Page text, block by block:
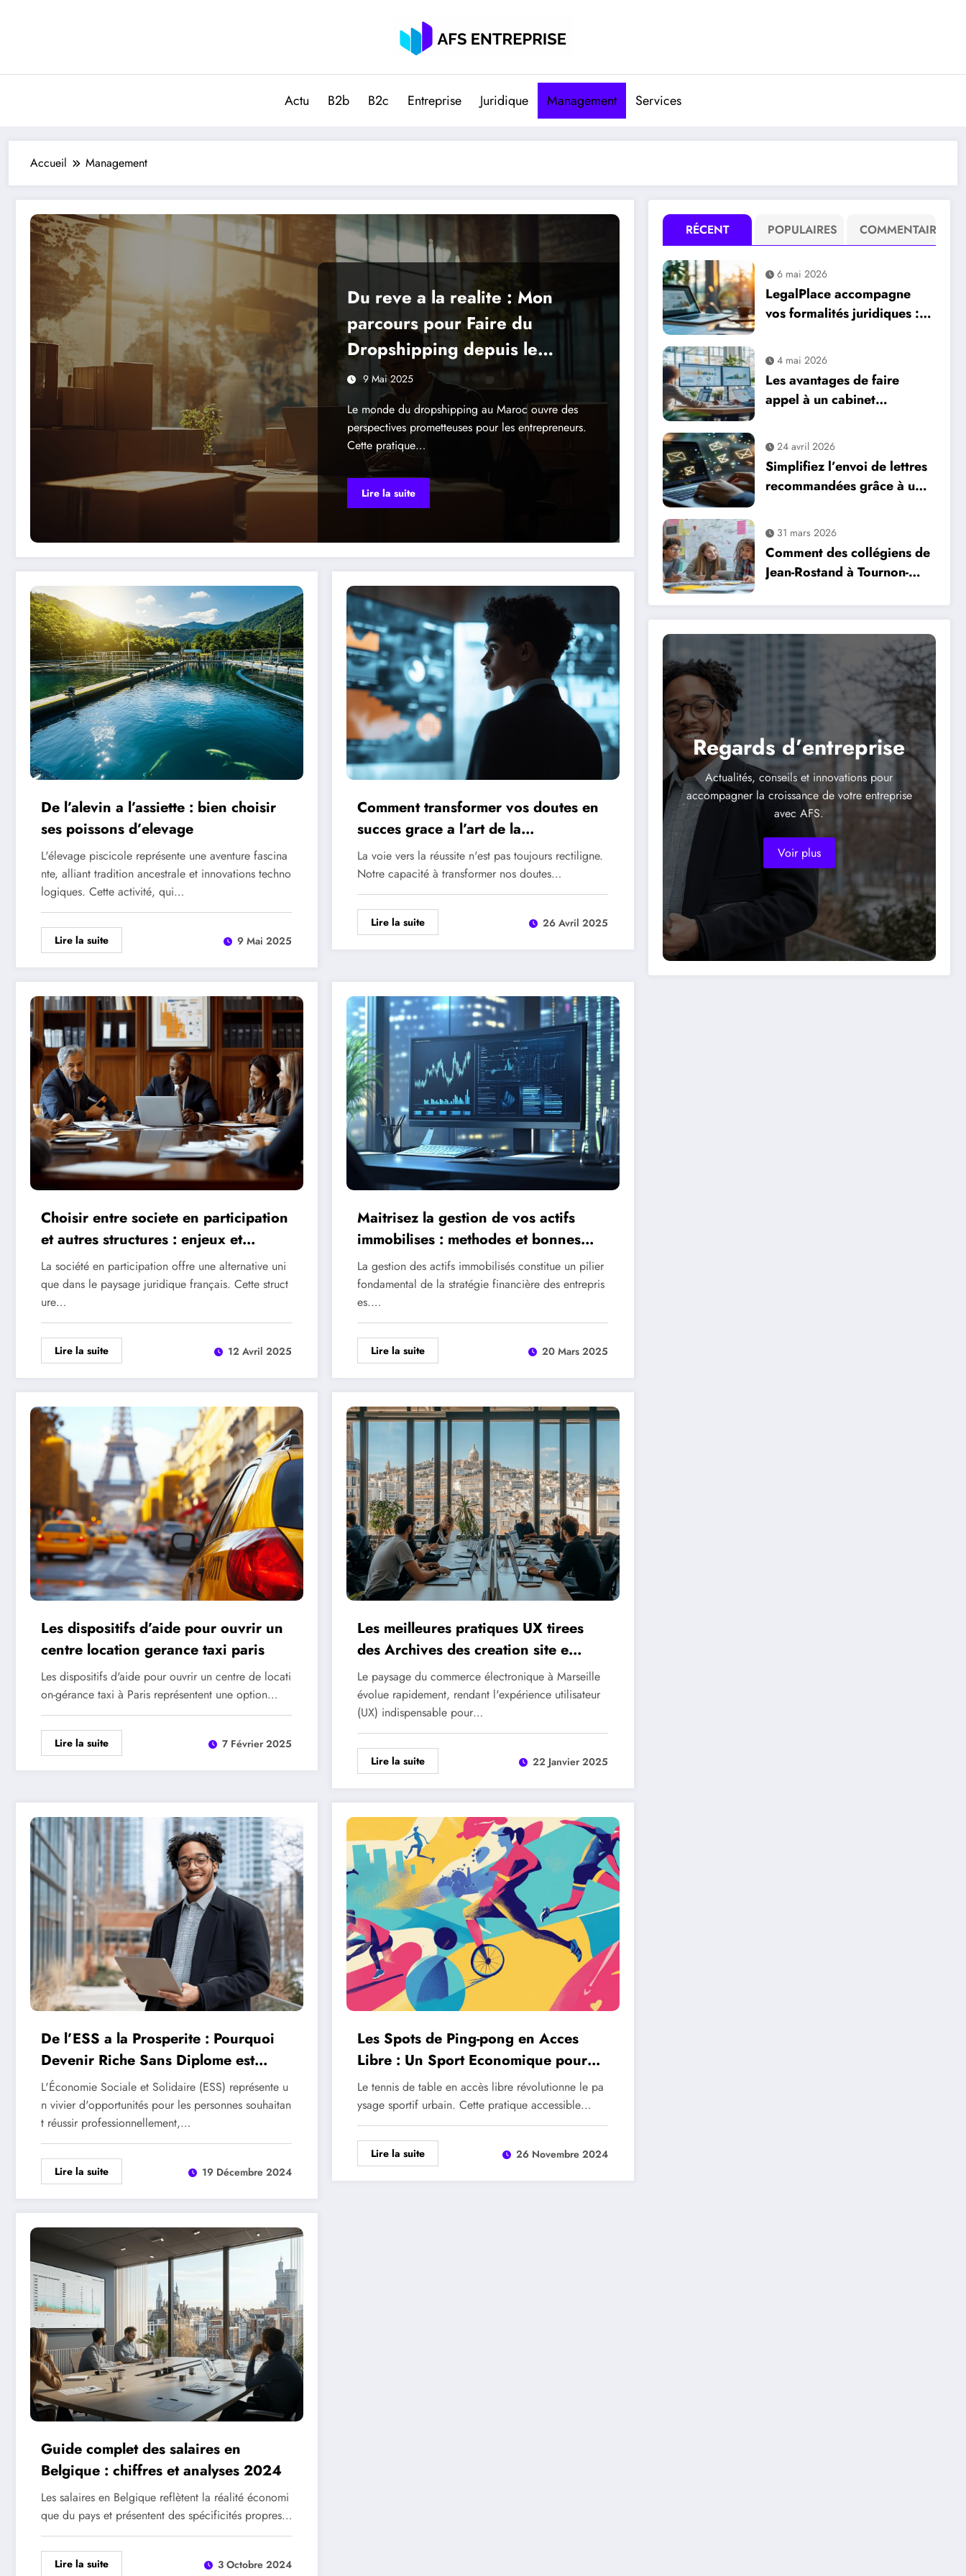
Actu B2b B2c Entreprise Juridique Management Services
Accueil Management
Du reve a la realite : Mon
parcours pour Faire du
Dropshipping depuis le
Maroc avec succes
9 Mai 2025
Le monde du dropshipping au Maroc ouvre des
perspectives prometteuses pour les entrepreneurs.
Cette pratique…
Lire la suite
De l’alevin a l’assiette : bien choisir
ses poissons d’elevage
L'élevage piscicole représente une aventure fascina
nte, alliant tradition ancestrale et innovations techno
logiques. Cette activité, qui…
Lire la suite 9 Mai 2025
Comment transformer vos doutes en
succes grace a l’art de la
perseverance
La voie vers la réussite n'est pas toujours rectiligne.
Notre capacité à transformer nos doutes…
Lire la suite 26 Avril 2025
Choisir entre societe en participation
et autres structures : enjeux et
implications
La société en participation offre une alternative uni
que dans le paysage juridique français. Cette struct
ure…
Lire la suite 12 Avril 2025
Maitrisez la gestion de vos actifs
immobilises : methodes et bonnes
pratiques
La gestion des actifs immobilisés constitue un pilier
fondamental de la stratégie financière des entrepris
es.…
Lire la suite 20 Mars 2025
Les dispositifs d’aide pour ouvrir un
centre location gerance taxi paris
Les dispositifs d'aide pour ouvrir un centre de locati
on-gérance taxi à Paris représentent une option…
Lire la suite 7 Février 2025
Les meilleures pratiques UX tirees
des Archives des creation site e
commerce marseille
Le paysage du commerce électronique à Marseille
évolue rapidement, rendant l'expérience utilisateur
(UX) indispensable pour…
Lire la suite 22 Janvier 2025
De l’ESS a la Prosperite : Pourquoi
Devenir Riche Sans Diplome est
Possible dans ce Secteur
L'Économie Sociale et Solidaire (ESS) représente u
n vivier d'opportunités pour les personnes souhaitan
t réussir professionnellement,…
Lire la suite 19 Décembre 2024
Les Spots de Ping-pong en Acces
Libre : Un Sport Economique pour
Tous
Le tennis de table en accès libre révolutionne le pa
ysage sportif urbain. Cette pratique accessible…
Lire la suite 26 Novembre 2024
Guide complet des salaires en
Belgique : chiffres et analyses 2024
Les salaires en Belgique reflètent la réalité économi
que du pays et présentent des spécificités propres…
Lire la suite 3 Octobre 2024
RÉCENT POPULAIRES COMMENTAIRE
6 mai 2026
LegalPlace accompagne
vos formalités juridiques : la
entrepreneurs novices
4 mai 2026
Les avantages de faire
appel à un cabinet
d’investissement
24 avril 2026
Simplifiez l’envoi de lettres
recommandées grâce à un
31 mars 2026
Comment des collégiens de
Jean-Rostand à Tournon-
créer deux mini-entreprises
: retour d’expérience d’un
projet pédagogique
innovant en Centre Val de
Loire
Regards d’entreprise
Actualités, conseils et innovations pour
accompagner la croissance de votre entreprise
avec AFS.
Voir plus